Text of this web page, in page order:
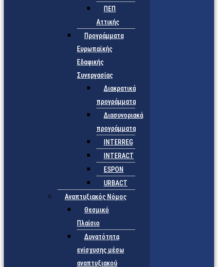
ΠΕΠ
Αττικής
Προγράμματα
Ευρωπαϊκής
Εδαφικής
Συνεργασίας
Διακρατικά
προγράμματα
Διασυνοριακά
προγράμματα
INTERREG
INTERACT
ESPON
URBACT
Αναπτυξιακός Νόμος
Θεσμικό
Πλαίσιο
Δυνατότητα
ενίσχυσης μέσω
αναπτυξιακού